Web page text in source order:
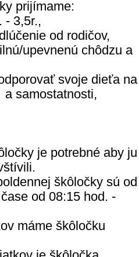
prijímame:
- 3,5r.,
od rodičov,
upevnenú chôdzu a
svoje dieťa na
samostatnosti,
je potrebné aby ju
škôločky sú od
od 08:15 hod. -
máme škôločku